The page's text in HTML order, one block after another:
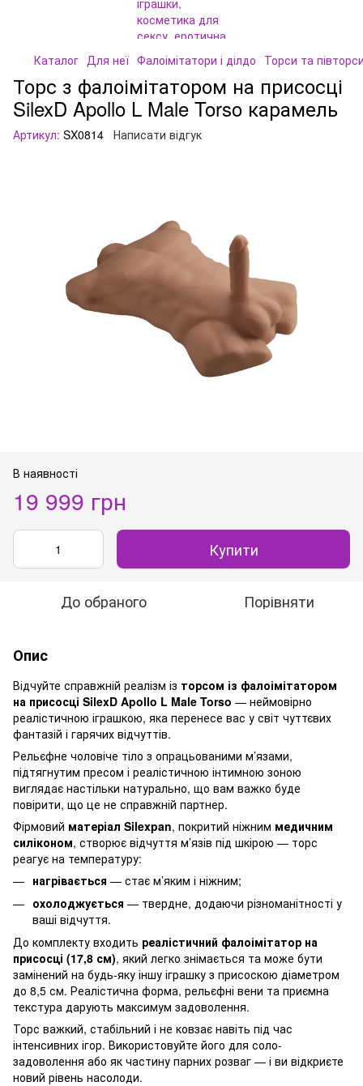
Каталог Для неї Фалоімітатори і ділдо Торси та
Торс з фалоімітатором на присосці
SilexD Apollo L Male Torso карамель
Артикул: SX0814 Написати відгук
В наявності
19 999 грн
Купити
До обраного Порівняти
Опис
Відчуйте справжній реалізм із торсом із фалоімітатором
на присосці SilexD Apollo L Male Torso — неймовірно
реалістичною іграшкою, яка перенесе вас у світ чуттєвих
фантазій і гарячих відчуттів.
Рельєфне чоловіче тіло з опрацьованими м’язами,
підтягнутим пресом і реалістичною інтимною зоною
виглядає настільки натурально, що вам важко буде
повірити, що це не справжній партнер.
Фірмовий матеріал Silexpan, покритий ніжним медичним
силіконом, створює відчуття м’язів під шкірою — торс
реагує на температуру:
нагрівається — стає м’яким і ніжним;
охолоджується — твердне, додаючи різноманітності у
ваші відчуття.
До комплекту входить реалістичний фалоімітатор на
присосці (17,8 см), який легко знімається та може бути
замінений на будь-яку іншу іграшку з присоскою діаметром
до 8,5 см. Реалістична форма, рельєфні вени та приємна
текстура дарують максимум задоволення.
Торс важкий, стабільний і не ковзає навіть під час
інтенсивних ігор. Використовуйте його для соло-
задоволення або як частину парних розваг — і ви відкриєте
новий рівень насолоди.